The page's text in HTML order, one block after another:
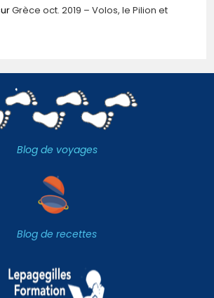
Grèce oct. 2019 – Volos, le Pilion et
Blog de voyages
Blog de recettes